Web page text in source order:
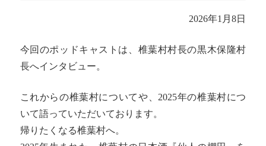
2026年1月8日
今回のポッドキャストは、椎葉村村長の黒木保隆村
長へインタビュー。
これからの椎葉村についてや、2025年の椎葉村につ
いて語っていただいております。
帰りたくなる椎葉村へ。